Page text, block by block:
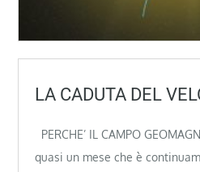
LA CADUTA DEL
PERCHE’ IL CAMPO
quasi un mese che è